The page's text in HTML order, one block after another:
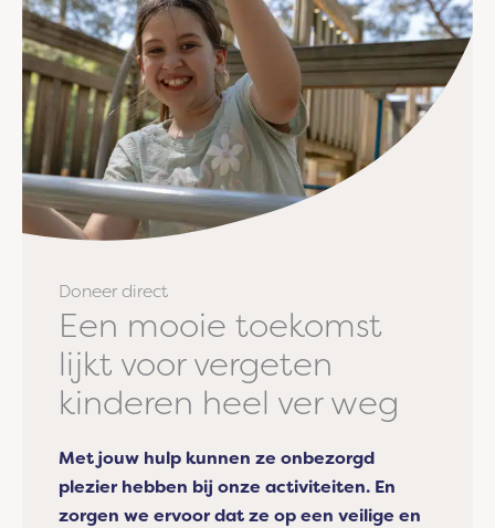
Doneer direct
Een mooie toekomst
lijkt voor vergeten
kinderen heel ver weg
Met jouw hulp kunnen ze onbezorgd
plezier hebben bij onze activiteiten. En
zorgen we ervoor dat ze op een veilige en